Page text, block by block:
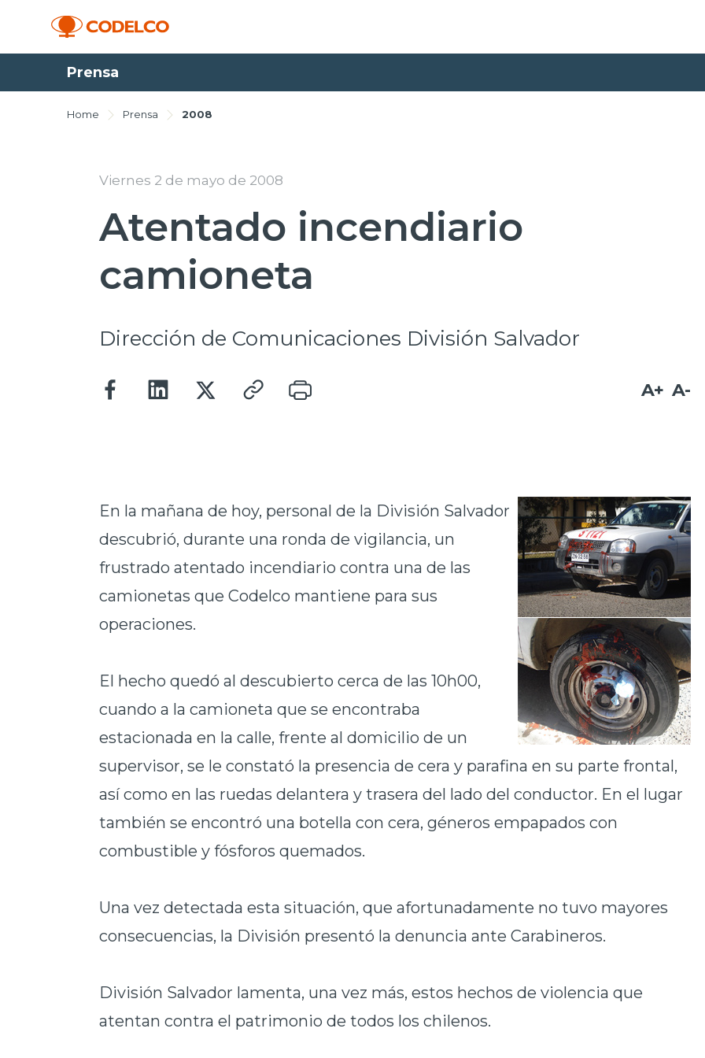
Prensa
Home Prensa 2008
Viernes 2 de mayo de 2008
Atentado incendiario
camioneta
Dirección de Comunicaciones División Salvador
A+ A-
En la mañana de hoy, personal de la División Salvador
descubrió, durante una ronda de vigilancia, un
frustrado atentado incendiario contra una de las
camionetas que Codelco mantiene para sus
operaciones.
El hecho quedó al descubierto cerca de las 10h00,
cuando a la camioneta que se encontraba
estacionada en la calle, frente al domicilio de un
supervisor, se le constató la presencia de cera y parafina en su parte frontal,
así como en las ruedas delantera y trasera del lado del conductor. En el lugar
también se encontró una botella con cera, géneros empapados con
combustible y fósforos quemados.
Una vez detectada esta situación, que afortunadamente no tuvo mayores
consecuencias, la División presentó la denuncia ante Carabineros.
División Salvador lamenta, una vez más, estos hechos de violencia que
atentan contra el patrimonio de todos los chilenos.